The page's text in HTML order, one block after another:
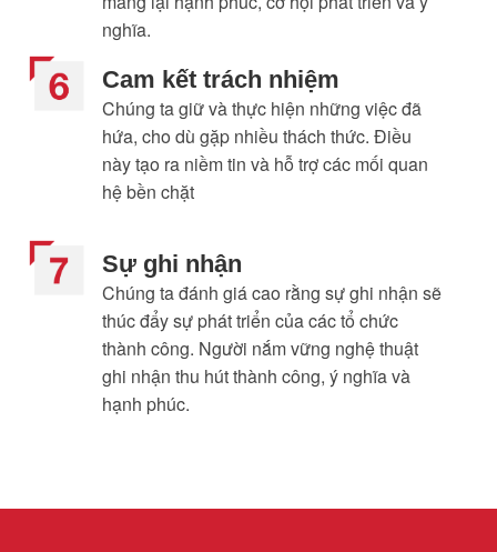
nghĩa.​
Cam kết trách nhiệm
Chúng ta giữ và thực hiện những việc đã
hứa, cho dù gặp nhiều thách thức. Điều
này tạo ra niềm tin và hỗ trợ các mối quan
hệ bền chặt
Sự ghi nhận​
Chúng ta đánh giá cao rằng sự ghi nhận sẽ
thúc đẩy sự phát triển của các tổ chức
thành công. Người nắm vững nghệ thuật
ghi nhận thu hút thành công, ý nghĩa và
hạnh phúc.​